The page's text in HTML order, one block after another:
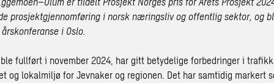
prosjektgjennomføring i norsk næringsliv og offentlig sektor, og
i Oslo.
fullført i november 2024, har gitt betydelige forbedringer i
og lokalmiljø for Jevnaker og regionen. Det har samtidig markert